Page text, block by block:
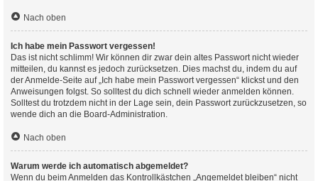
Nach oben
Ich habe mein Passwort vergessen!
Das ist nicht schlimm! Wir können dir zwar dein altes Passwort nicht wieder
mitteilen, du kannst es jedoch zurücksetzen. Dies machst du, indem du auf
der Anmelde-Seite auf „Ich habe mein Passwort vergessen“ klickst und den
Anweisungen folgst. So solltest du dich schnell wieder anmelden können.
Solltest du trotzdem nicht in der Lage sein, dein Passwort zurückzusetzen, so
wende dich an die Board-Administration.
Nach oben
Warum werde ich automatisch abgemeldet?
Wenn du beim Anmelden das Kontrollkästchen „Angemeldet bleiben“ nicht